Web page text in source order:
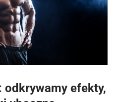
odkrywamy efekty,